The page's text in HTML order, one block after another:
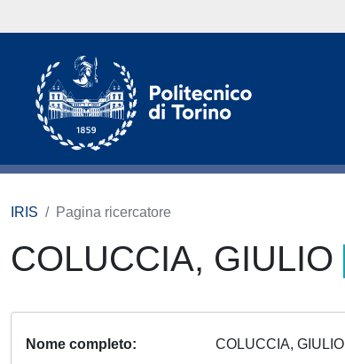
IRIS Pagina ricercatore
COLUCCIA, GIULIO
Nome completo COLUCCIA, GIULIO